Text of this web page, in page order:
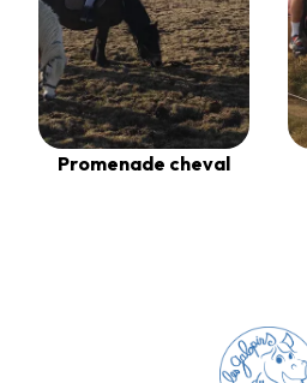
Promenade cheval